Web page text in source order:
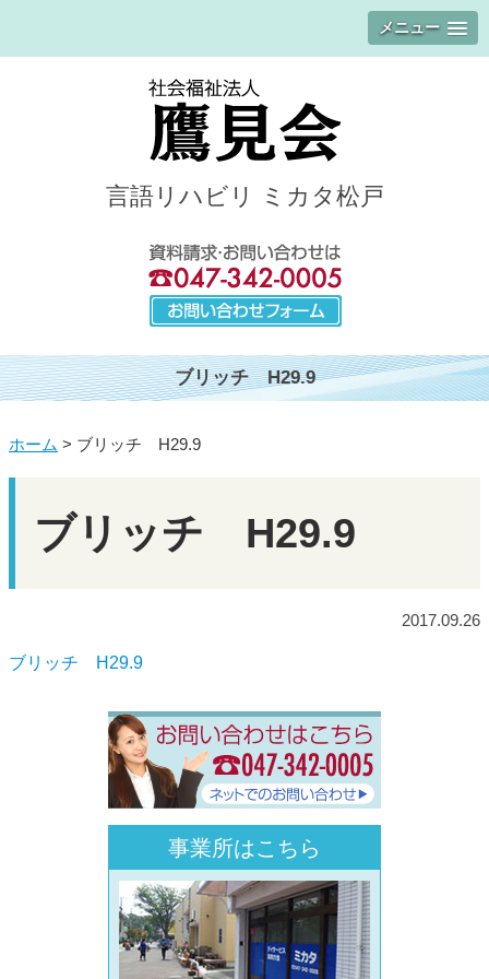
メニュー
言語リハビリ ミカタ松戸
ブリッチ H29.9
ホーム > ブリッチ H29.9
ブリッチ H29.9
2017.09.26
ブリッチ H29.9
事業所はこちら